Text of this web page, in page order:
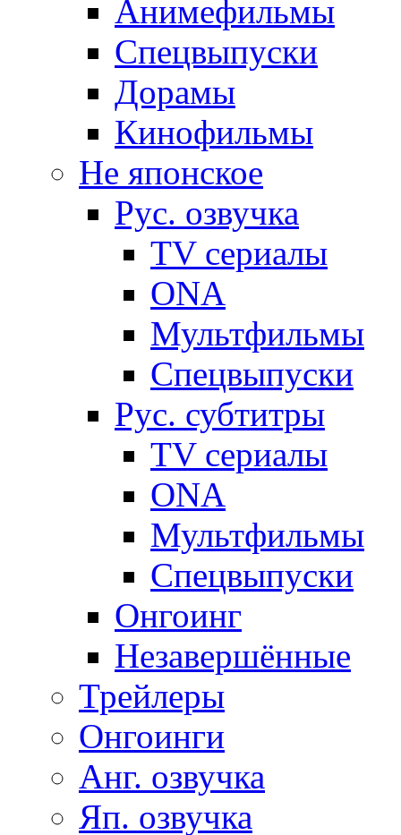
Анимефильмы
Спецвыпуски
Дорамы
Кинофильмы
Не японское
Рус. озвучка
TV сериалы
ONA
Мультфильмы
Спецвыпуски
Рус. субтитры
TV сериалы
ONA
Мультфильмы
Спецвыпуски
Онгоинг
Незавершённые
Трейлеры
Онгоинги
Анг. озвучка
Яп. озвучка